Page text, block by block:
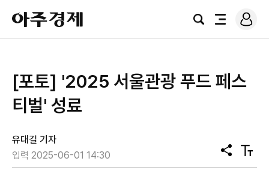
아
주
경
검
전
로
그
[포토] '2025 서울관광 푸드 페스
티벌' 성료
유대길 기자
입력 2025-06-01 14:30
공
유
텍
스